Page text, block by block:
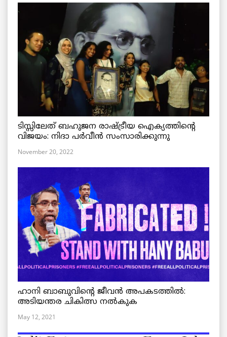
ടിസ്സിലേത് ബഹുജന രാഷ്ട്രീയ ഐക്യത്തിന്റെ
വിജയം: നിദാ പർവീൻ സംസാരിക്കുന്നു
November 20, 2022
ഹാനി ബാബുവിന്റെ ജീവൻ അപകടത്തിൽ:
അടിയന്തര ചികിത്സ നൽകുക
May 12, 2021